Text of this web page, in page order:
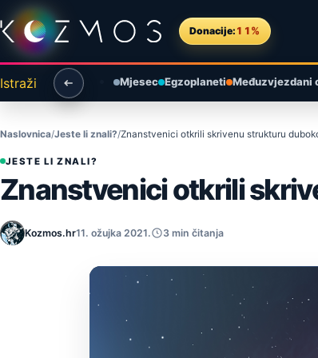
Preskoči na sadržaj
Donacije: 11%
Istraži Mjesec Egzoplaneti Međuzvjezdani
Naslovnica Jeste li znali? Znanstvenici otkrili skrivenu strukturu
JESTE LI ZNALI?
Znanstvenici otkrili
Kozmos.hr11. ožujka 2021. 3 min čitanja